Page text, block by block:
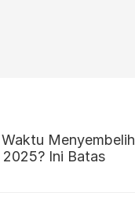
Menyembelih
Ini Batas